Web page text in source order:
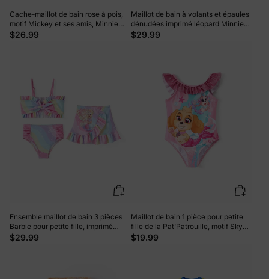
Cache-maillot de bain rose à pois,
motif Mickey et ses amis, Minnie
Mouse, capuche zippée et ourlet
$26.99
Maillot de bain à volants et épaules
dénudées imprimé léopard Minnie
pour petite fille Disney Mickey et
$29.99
Ensemble maillot de bain 3 pièces
Barbie pour petite fille, imprimé
sirène arc-en-ciel magique,
$29.99
Maillot de bain 1 pièce pour petite
fille de la Pat'Patrouille, motif Skye,
matière brillante, volants, protection
$19.99